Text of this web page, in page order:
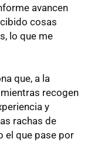
avancen
cosas
lo que me
que, a la
recogen
y
rachas de
el que pase por